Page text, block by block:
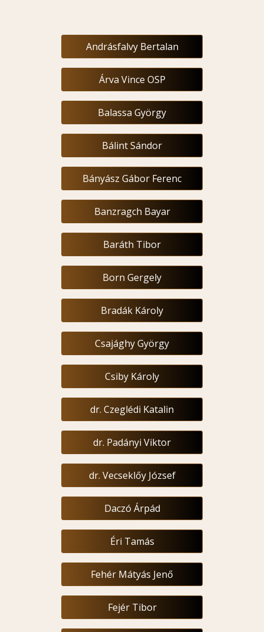
Andrásfalvy Bertalan
Árva Vince OSP
Balassa György
Bálint Sándor
Bányász Gábor Ferenc
Banzragch Bayar
Baráth Tibor
Born Gergely
Bradák Károly
Csajághy György
Csiby Károly
dr. Czeglédi Katalin
dr. Padányi Viktor
dr. Vecseklőy József
Daczó Árpád
Éri Tamás
Fehér Mátyás Jenő
Fejér Tibor